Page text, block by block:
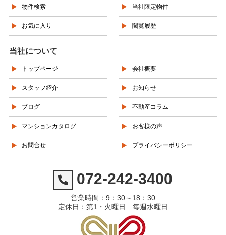
物件検索 当社限定物件
お気に入り 閲覧履歴
当社について
トップページ 会社概要
スタッフ紹介 お知らせ
ブログ 不動産コラム
マンションカタログ お客様の声
お問合せ プライバシーポリシー
072-242-3400
営業時間：9：30～18：30
定休日：第1・火曜日 毎週水曜日